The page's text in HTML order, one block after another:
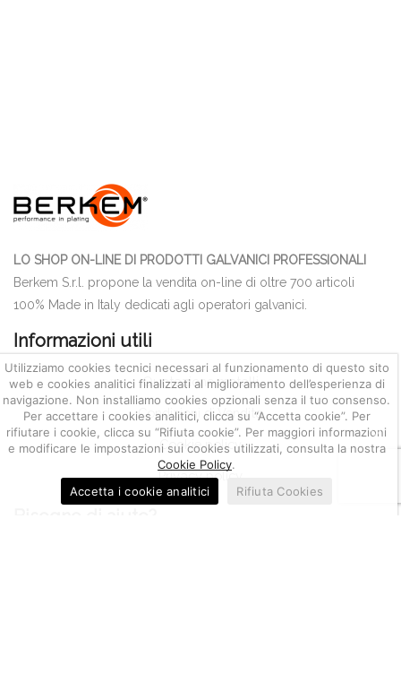
Utilizziamo cookies tecnici necessari al funzionamento di questo sito
web e cookies analitici finalizzati al miglioramento dell’esperienza di
navigazione. Non installiamo cookies opzionali senza il tuo consenso.
Per accettare i cookies analitici, clicca su “Accetta cookie”. Per
rifiutare i cookie, clicca su “Rifiuta cookie”. Per maggiori informazioni
e modificare le impostazioni sui cookies utilizzati, consulta la nostra
Cookie Policy.
Accetta i cookie analitici
Rifiuta Cookies
LO SHOP ON-LINE DI PRODOTTI GALVANICI PROFESSIONALI
Berkem S.r.l. propone la vendita on-line di oltre 700 articoli
100% Made in Italy dedicati agli operatori galvanici.
Informazioni utili
Quotazione metalli
Condizioni di Vendita
Cookie policy
Privacy policy